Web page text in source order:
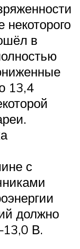
в
13,4
с
должно
В.